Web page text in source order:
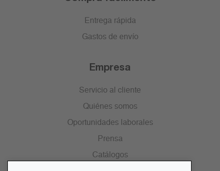
Entrega rápida
Gastos de envío
Empresa
Servicio al cliente
Quiénes somos
Oportunidades laborales
Prensa
Catálogos